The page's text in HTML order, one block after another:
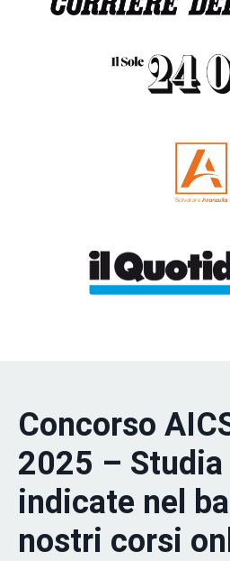
Concorso
2025 –
indicate nel
nostri corsi